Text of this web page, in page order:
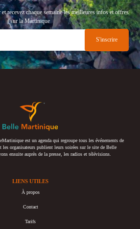
recevez chaque semaine les meilleures infos et offres
sur la Martinique
est un agenda qui regroupe tous les événements de
les organisateurs publient leurs soirées sur le site de Belle
ensuite auprès de la presse, les radios et télévisions.
LIENS UTILES
À propos
Contact
Tarifs